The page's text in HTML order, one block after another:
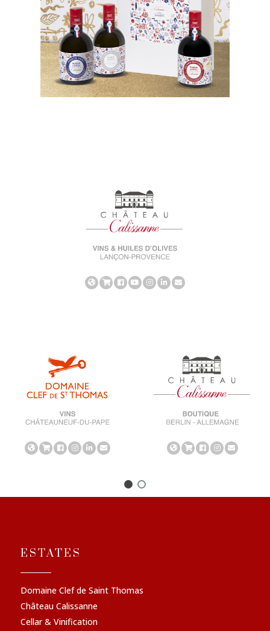
ESTATES
Domaine Clef de Saint Thomas
Château Calissanne
Cellar & Vinification